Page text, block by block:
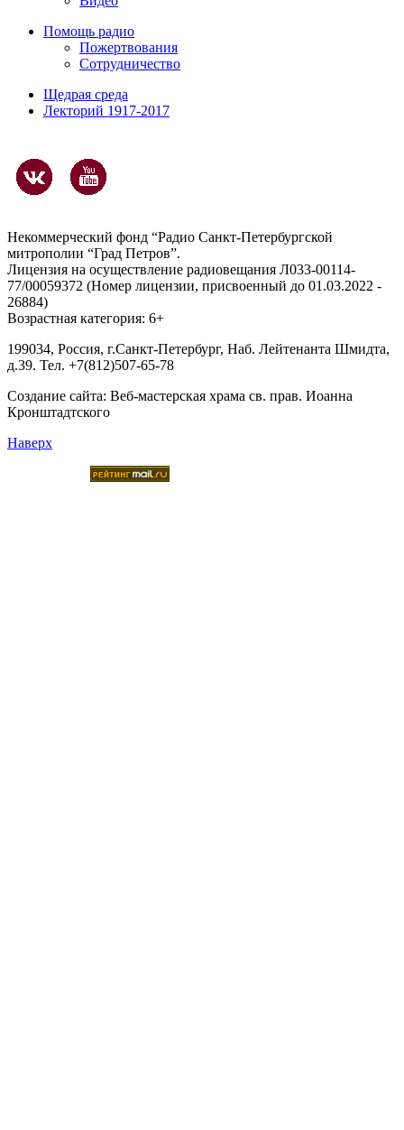
Помощь радио
Пожертвования
Сотрудничество
Щедрая среда
Лекторий 1917-2017
Некоммерческий фонд “Радио Санкт-Петербургской
митрополии “Град Петров”.
Лицензия на осуществление радиовещания Л033-00114-
77/00059372 (Номер лицензии, присвоенный до 01.03.2022 -
26884)
Возрастная категория: 6+
199034, Россия, г.Санкт-Петербург, Наб. Лейтенанта Шмидта,
д.39. Тел. +7(812)507-65-78
Создание сайта: Веб-мастерская храма св. прав. Иоанна
Кронштадтского
Наверх